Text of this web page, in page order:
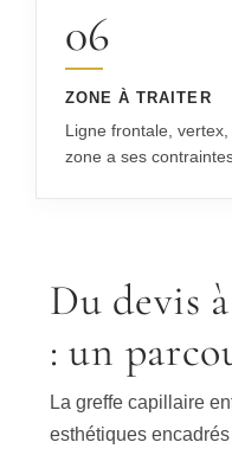
06
ZONE À TRAITER
Ligne frontale,
zone a ses
Du devis
: un
La greffe capillaire
esthétiques